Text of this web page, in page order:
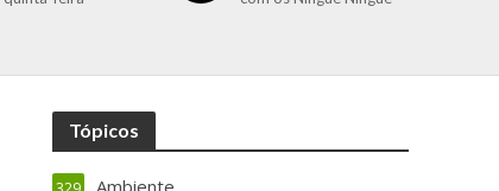
Tópicos
Ambiente